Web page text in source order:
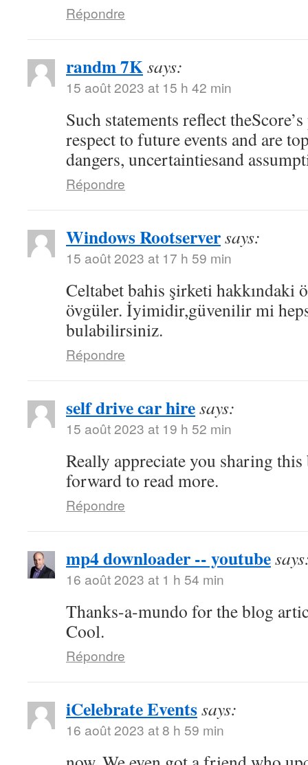
Répondre
randm 7Ksays:
15 août 2023 at 15 h 42 min
Such statements reflect
respect to future events and are
dangers, uncertaintiesand
Répondre
Windows Rootserversays:
15 août 2023 at 17 h 59 min
Celtabet bahis şirketi hakkındaki
övgüler. İyimidir,güvenilir mi
bulabilirsiniz.
Répondre
self drive car hiresays:
15 août 2023 at 19 h 52 min
Really appreciate you sharing
forward to read more.
Répondre
mp4 downloader -- youtube
16 août 2023 at 1 h 54 min
Thanks-a-mundo for the blog
Cool.
Répondre
iCelebrate Eventssays:
16 août 2023 at 8 h 59 min